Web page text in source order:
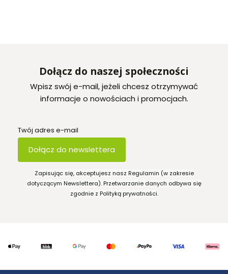
Dołącz do naszej społeczności
Wpisz swój e-mail, jeżeli chcesz otrzymywać
informacje o nowościach i promocjach.
Twój adres e-mail
Dołącz do newslettera
Zapisując się, akceptujesz nasz Regulamin (w zakresie
dotyczącym Newslettera). Przetwarzanie danych odbywa się
zgodnie z Polityką prywatności.